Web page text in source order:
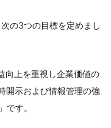
の3つの目標を定めまし
向上を重視し企業価値の
開示および情報管理の強
です。